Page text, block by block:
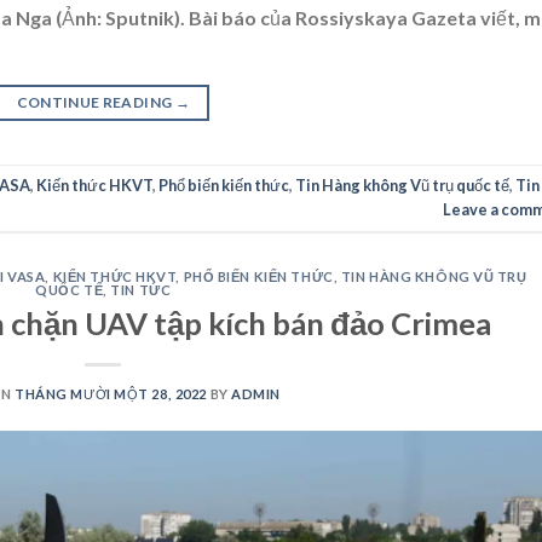
(Ảnh: Sputnik). Bài báo của Rossiyskaya Gazeta viết,
CONTINUE READING →
, Kiến thức HKVT, Phổ biến kiến thức, Tin Hàng không Vũ trụ quốc tế,
Leave a
VASA KIẾN THỨC HKVT PHỔ BIẾN KIẾN THỨC
TIN HÀNG KHÔNG VŨ TRỤ
QUỐC TẾ TIN TỨC
UAV tập kích bán đảo Crimea
THÁNG MƯỜI MỘT 28, 2022 BYADMIN